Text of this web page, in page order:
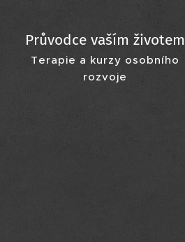
Průvodce vaším životem
Terapie a kurzy osobního
rozvoje